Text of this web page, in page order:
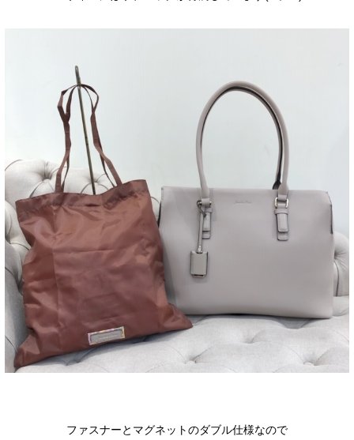
ファスナーとマグネットのダブル仕様なので